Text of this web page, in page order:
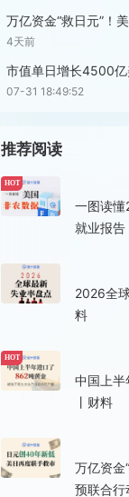
4天前
07-31 18:49:52
推荐阅读
HOT
一图读
就业报告
2026全
料
HOT
中国上
丨财料
万亿资金
预联合行